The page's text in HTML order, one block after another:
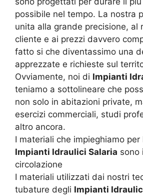
possibile nel tempo. La nostra
unita alla grande precisione, al
cliente e ai prezzi davvero
fatto si che diventassimo una
apprezzate e richieste sul
Ovviamente, noi di Impianti
teniamo a sottolineare che
non solo in abitazioni private,
esercizi commerciali, studi
altro ancora.
I materiali che impieghiamo
Impianti Idraulici Salaria sono
circolazione
I materiali utilizzati dai nostri
tubature degli Impianti